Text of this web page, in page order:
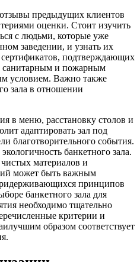
предыдущих клиентов
оценки. Стоит изучить
с людьми, которые уже
заведении, и узнать их
подтверждающих
санитарным и пожарным
условием. Важно также
зала в отношении
в меню, расстановку столов и
адаптировать зал под
благотворительного события.
банкетного зала.
материалов и
может быть важным
принципов
банкетного зала для
необходимо тщательно
критерии и
образом соответствует